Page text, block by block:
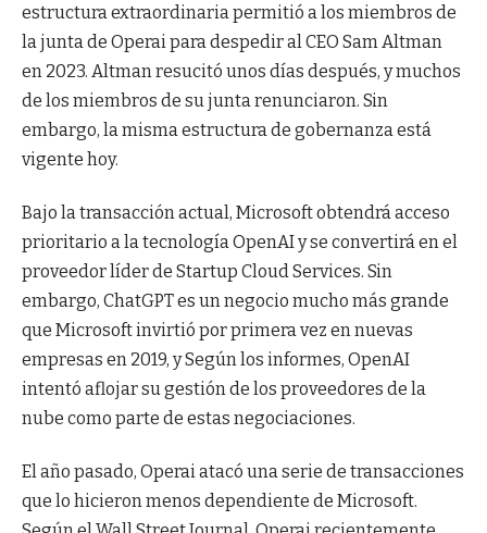
estructura extraordinaria permitió a los miembros de
la junta de Operai para despedir al CEO Sam Altman
en 2023. Altman resucitó unos días después, y muchos
de los miembros de su junta renunciaron. Sin
embargo, la misma estructura de gobernanza está
vigente hoy.
Bajo la transacción actual, Microsoft obtendrá acceso
prioritario a la tecnología OpenAI y se convertirá en el
proveedor líder de Startup Cloud Services. Sin
embargo, ChatGPT es un negocio mucho más grande
que Microsoft invirtió por primera vez en nuevas
empresas en 2019, y Según los informes, OpenAI
intentó aflojar su gestión de los proveedores de la
nube como parte de estas negociaciones.
El año pasado, Operai atacó una serie de transacciones
que lo hicieron menos dependiente de Microsoft.